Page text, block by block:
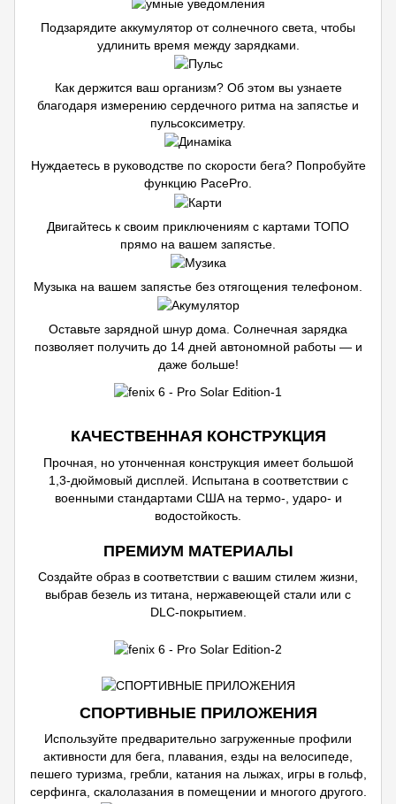
Подзарядите аккумулятор от солнечного света, чтобы
удлинить время между зарядками.
Как держится ваш организм? Об этом вы узнаете
благодаря измерению сердечного ритма на запястье и
пульсоксиметру.
Нуждаетесь в руководстве по скорости бега? Попробуйте
функцию PacePro.
Двигайтесь к своим приключениям с картами ТОПО
прямо на вашем запястье.
Музыка на вашем запястье без отягощения телефоном.
Оставьте зарядной шнур дома. Солнечная зарядка
позволяет получить до 14 дней автономной работы — и
даже больше!
КАЧЕСТВЕННАЯ КОНСТРУКЦИЯ
Прочная, но утонченная конструкция имеет большой
1,3-дюймовый дисплей. Испытана в соответствии с
военными стандартами США на термо-, ударо- и
водостойкость.
ПРЕМИУМ МАТЕРИАЛЫ
Создайте образ в соответствии с вашим стилем жизни,
выбрав безель из титана, нержавеющей стали или с
DLC-покрытием.
СПОРТИВНЫЕ ПРИЛОЖЕНИЯ
Используйте предварительно загруженные профили
активности для бега, плавания, езды на велосипеде,
пешего туризма, гребли, катания на лыжах, игры в гольф,
серфинга, скалолазания в помещении и многого другого.